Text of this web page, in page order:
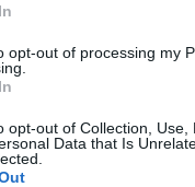
opt-out of processing my
opt-out of Collection,
Data that Is
Conte di
Marchesa di